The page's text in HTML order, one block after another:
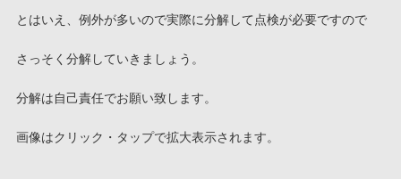
とはいえ、例外が多いので実際に分解して点検が必要ですので
さっそく分解していきましょう。
分解は自己責任でお願い致します。
画像はクリック・タップで拡大表示されます。